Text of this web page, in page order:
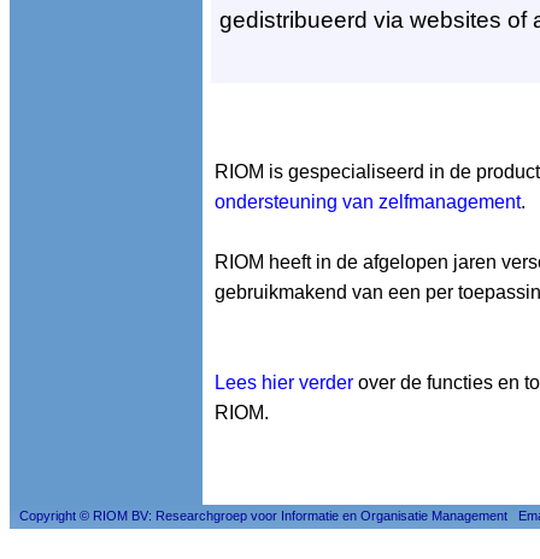
gedistribueerd via websites of
RIOM is gespecialiseerd in de
ondersteuning van zelfmanagement.
RIOM heeft in de afgelopen jaren
gebruikmakend van een per
Lees hier verder over de functies en
RIOM.
Copyright © RIOM BV: Researchgroep voor Informatie en Organisatie Management